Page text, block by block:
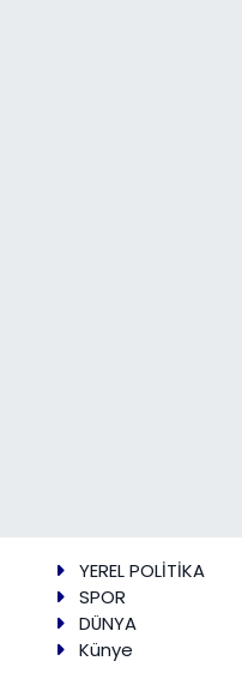
YEREL POLİTİKA
SPOR
DÜNYA
Künye